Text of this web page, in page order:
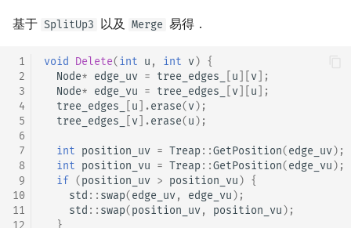
基于 SplitUp3 以及 Merge 易得．
1
2
3
4
5
6
7
8
9
10
11
12
void Delete(int u , int v) {
Node* edge_uv = tree_edges_ u v ];
Node* edge_vu = tree_edges_ v u ];
tree_edges_
u ].erase(v);
tree_edges_
v ].erase(u);
int position_uv = Treap ::GetPosition(edge_uv);
int position_vu = Treap ::GetPosition(edge_vu);
if (position_uv > position_vu) {
std :: swap(edge_uv, edge_vu);
std :: swap(position_uv, position_vu);
}